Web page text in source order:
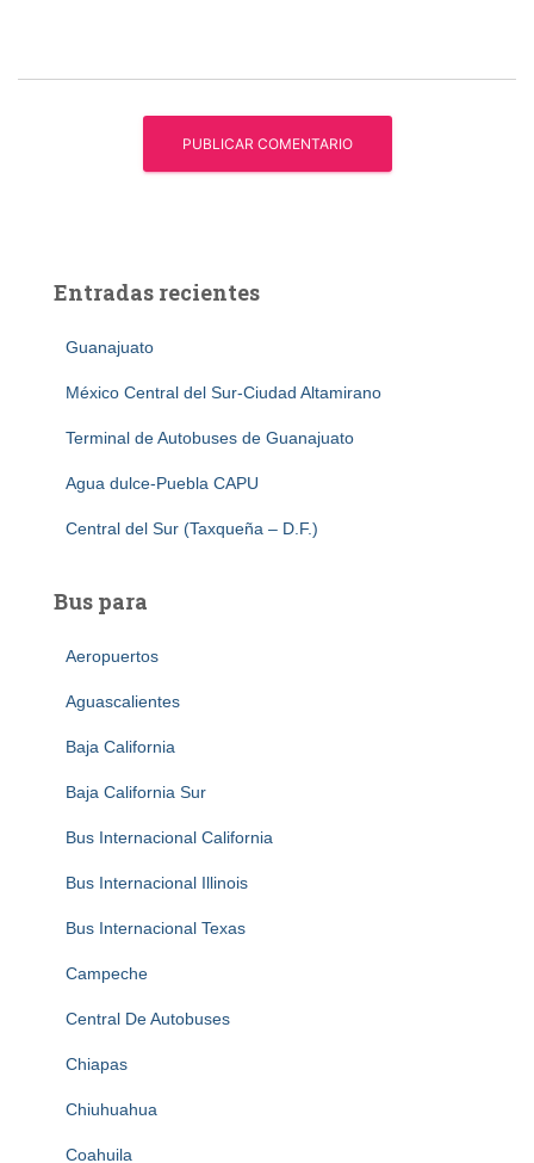
Entradas recientes
Guanajuato
México Central del Sur-Ciudad Altamirano
Terminal de Autobuses de Guanajuato
Agua dulce-Puebla CAPU
Central del Sur (Taxqueña – D.F.)
Bus para
Aeropuertos
Aguascalientes
Baja California
Baja California Sur
Bus Internacional California
Bus Internacional Illinois
Bus Internacional Texas
Campeche
Central De Autobuses
Chiapas
Chiuhuahua
Coahuila